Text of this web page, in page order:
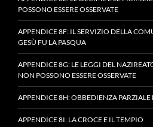
POSSONO ESSERE OSSERVATE
APPENDICE 8F: IL SERVIZIO DELLA
GESÙ FU LA PASQUA
APPENDICE 8G: LE LEGGI DEL
NON POSSONO ESSERE OSSERVATE
APPENDICE 8H: OBBEDIENZA
APPENDICE 8I: LA CROCE E IL TEMPIO